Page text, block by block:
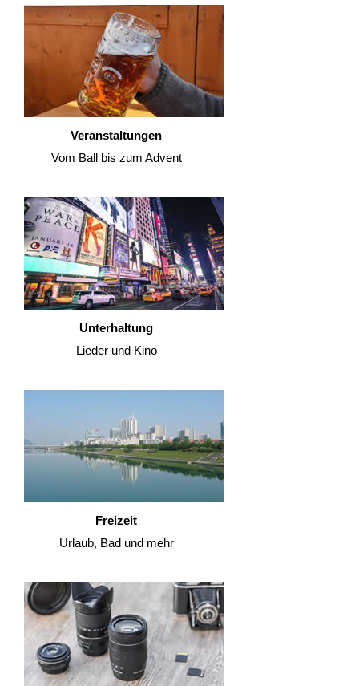
Veranstaltungen
Vom Ball bis zum Advent
Unterhaltung
Lieder und Kino
Freizeit
Urlaub, Bad und mehr